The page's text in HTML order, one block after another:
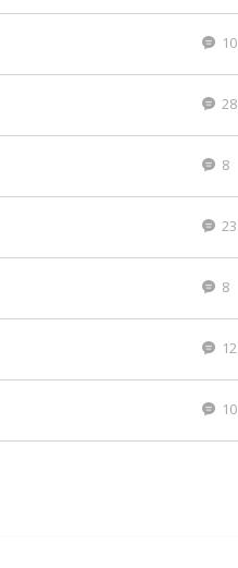
10
28
8
23
8
12
10